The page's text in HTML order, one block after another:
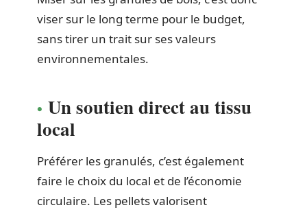
viser sur le long terme pour le budget,
sans tirer un trait sur ses valeurs
environnementales.
Un soutien direct au tissu
local
Préférer les granulés, c’est également
faire le choix du local et de l’économie
circulaire. Les pellets valorisent